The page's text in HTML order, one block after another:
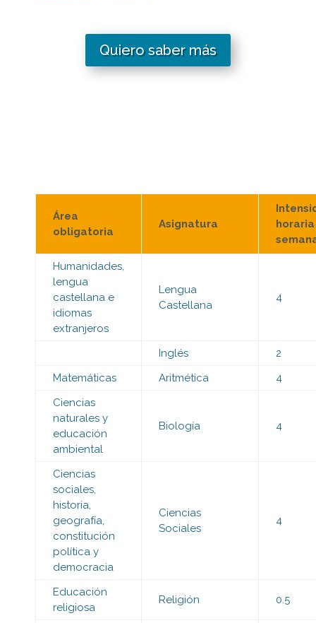
Quiero saber más
Área
obligatoria
Asignatura
horaria
Humanidades,
lengua
castellana e
idiomas
extranjeros
Lengua
Castellana
4
Inglés
2
Matemáticas
Aritmética
4
Ciencias
naturales y
educación
ambiental
Biología 4
Ciencias
sociales,
historia,
geografía,
constitución
política y
democracia
Ciencias
Sociales
4
Educación
religiosa
Religión 0.5